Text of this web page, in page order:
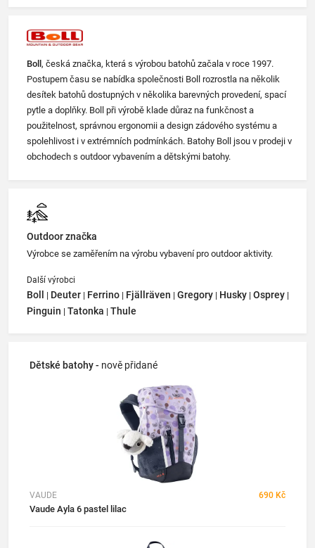
Boll, česká značka, která s výrobou batohů začala v roce 1997.
Postupem času se nabídka společnosti Boll rozrostla na několik
desítek batohů dostupných v několika barevných provedení, spací
pytle a doplňky. Boll při výrobě klade důraz na funkčnost a
použitelnost, správnou ergonomii a design zádového systému a
spolehlivost i v extrémních podmínkách. Batohy Boll jsou v prodeji v
obchodech s outdoor vybavením a dětskými batohy.
Outdoor značka
Výrobce se zaměřením na výrobu vybavení pro outdoor aktivity.
Další výrobci
Boll | Deuter | Ferrino | Fjällräven | Gregory | Husky | Osprey |
Pinguin | Tatonka | Thule
Dětské batohy - nově přidané
VAUDE 690 Kč
Vaude Ayla 6 pastel lilac